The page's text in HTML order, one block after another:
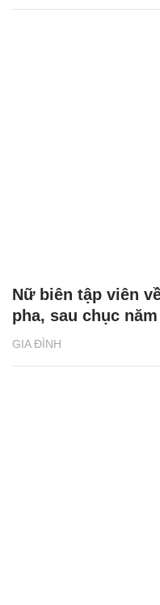
GIA ĐÌNH
Nữ biên tập viên
pha, sau chục